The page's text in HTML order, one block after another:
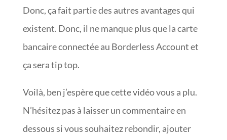
Donc, ça fait partie des autres avantages qui
existent. Donc, il ne manque plus que la carte
bancaire connectée au Borderless Account et
ça sera tip top.
Voilà, ben j’espère que cette vidéo vous a plu.
N’hésitez pas à laisser un commentaire en
dessous si vous souhaitez rebondir, ajouter